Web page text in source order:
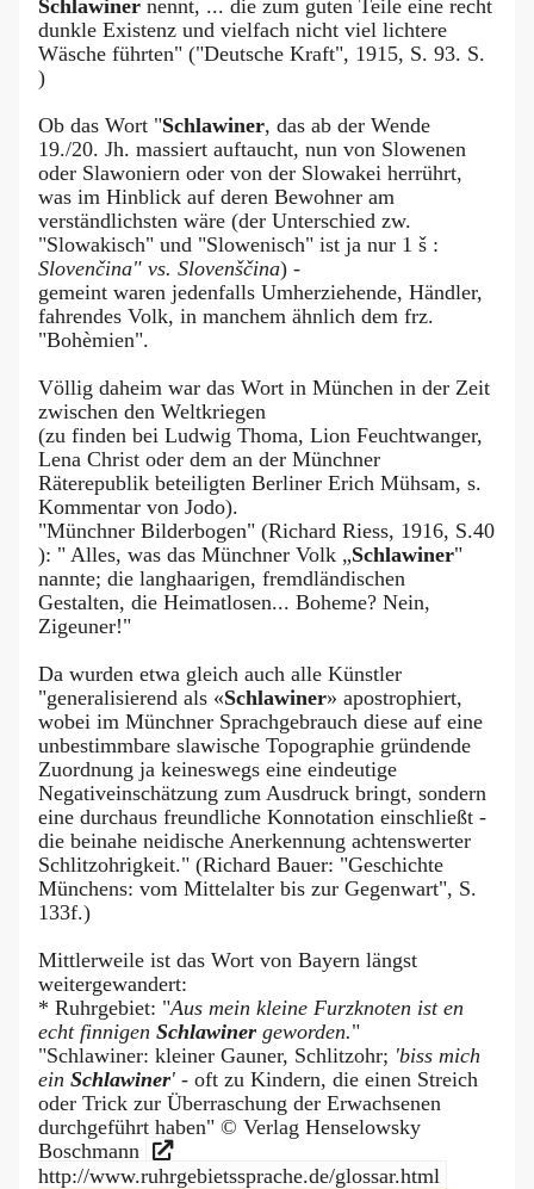
Schlawiner nennt, ... die zum guten Teile eine recht
dunkle Existenz und vielfach nicht viel lichtere
Wäsche führten" ("Deutsche Kraft", 1915, S. 93. S.
)
Ob das Wort "Schlawiner, das ab der Wende
19./20. Jh. massiert auftaucht, nun von Slowenen
oder Slawoniern oder von der Slowakei herrührt,
was im Hinblick auf deren Bewohner am
verständlichsten wäre (der Unterschied zw.
"Slowakisch" und "Slowenisch" ist ja nur 1 š :
Slovenčina" vs. Slovenščina) -
gemeint waren jedenfalls Umherziehende, Händler,
fahrendes Volk, in manchem ähnlich dem frz.
"Bohèmien".
Völlig daheim war das Wort in München in der Zeit
zwischen den Weltkriegen
(zu finden bei Ludwig Thoma, Lion Feuchtwanger,
Lena Christ oder dem an der Münchner
Räterepublik beteiligten Berliner Erich Mühsam, s.
Kommentar von Jodo).
"Münchner Bilderbogen" (Richard Riess, 1916, S.40
): " Alles, was das Münchner Volk „Schlawiner"
nannte; die langhaarigen, fremdländischen
Gestalten, die Heimatlosen... Boheme? Nein,
Zigeuner!"
Da wurden etwa gleich auch alle Künstler
"generalisierend als «Schlawiner» apostrophiert,
wobei im Münchner Sprachgebrauch diese auf eine
unbestimmbare slawische Topographie gründende
Zuordnung ja keineswegs eine eindeutige
Negativeinschätzung zum Ausdruck bringt, sondern
eine durchaus freundliche Konnotation einschließt -
die beinahe neidische Anerkennung achtenswerter
Schlitzohrigkeit." (Richard Bauer: "Geschichte
Münchens: vom Mittelalter bis zur Gegenwart", S.
133f.)
Mittlerweile ist das Wort von Bayern längst
weitergewandert:
* Ruhrgebiet: "Aus mein kleine Furzknoten ist en
echt finnigen Schlawiner geworden."
"Schlawiner: kleiner Gauner, Schlitzohr; 'biss mich
ein Schlawiner' - oft zu Kindern, die einen Streich
oder Trick zur Überraschung der Erwachsenen
durchgeführt haben" © Verlag Henselowsky
Boschmann
http://www.ruhrgebietssprache.de/glossar.html